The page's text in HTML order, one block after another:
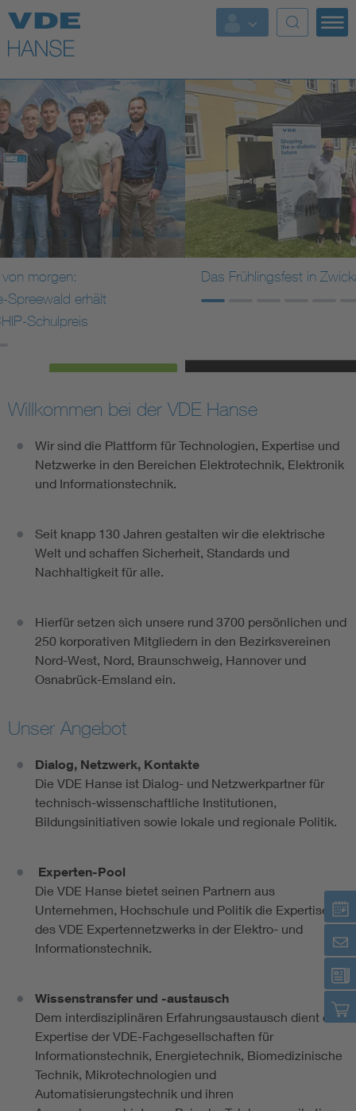
Top Themen
Weitere Themen
Das Frühlingsfest in Zwickau/Planitz
Willkommen bei der VDE Hanse
Netzwerke in den Bereichen Elektrotechnik, Elektronik
und Informationstechnik.
Welt und schaffen Sicherheit, Standards und
Nachhaltigkeit für alle.
250 korporativen Mitgliedern in den Bezirksvereinen
Nord-West, Nord, Braunschweig, Hannover und
Osnabrück-Emsland ein.
Unser Angebot
Die VDE Hanse ist Dialog- und Netzwerkpartner für
technisch-wissenschaftliche Institutionen,
Bildungsinitiativen sowie lokale und regionale Politik.
Die VDE Hanse bietet seinen Partnern aus
Unternehmen, Hochschule und Politik die Expertise
des VDE Expertennetzwerks in der Elektro- und
Informationstechnik.
Dem interdisziplinären Erfahrungsaustausch dient die
Expertise der VDE-Fachgesellschaften für
Informationstechnik, Energietechnik, Biomedizinische
Technik, Mikrotechnologien und
Automatisierungstechnik und ihren
Anwendungsgebieten, z.B. in der Telekommunikation,